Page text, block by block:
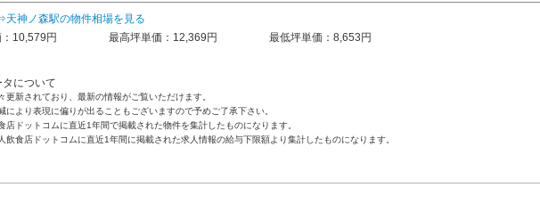
天神ノ森駅の物件相場を見る
10,579円
最高坪単価：12,369円 最低坪単価：8,653円
について
更新されており、最新の情報がご覧いただけます。
により表現に偏りが出ることもございますので予めご了承下さい。
ドットコムに直近1年間で掲載された物件を集計したものになります。
食店ドットコムに直近1年間に掲載された求人情報の給与下限額より集計したものになります。